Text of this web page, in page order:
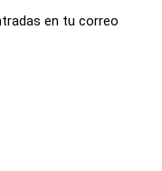
en tu correo